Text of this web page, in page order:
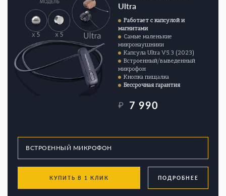
Ultra
Работает с капсулой и
магнитами
Самые маленькие
микронаушники
Капсула Ultra V5.3 (2023)
Встроенный/выведенный
микрофон
Кнопка пищалка
Бессрочная гарантия
₽ 7 990
КУПИТЬ В 1 КЛИК ПОДРОБНЕЕ